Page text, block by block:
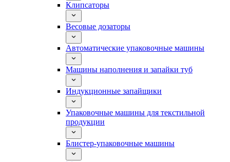
Клипсаторы
Весовые дозаторы
Автоматические упаковочные машины
Машины наполнения и запайки туб
Индукционные запайщики
Упаковочные машины для текстильной
продукции
Блистер-упаковочные машины